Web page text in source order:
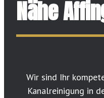
Nähe
Wir sind Ihr
Kanalreinigung in